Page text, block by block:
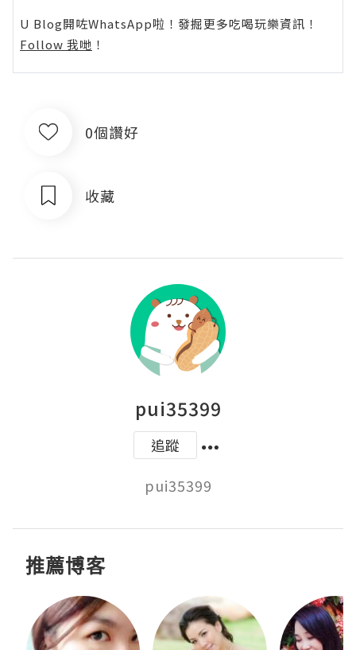
U Blog開咗WhatsApp啦！發掘更多吃喝玩樂資訊！
Follow 我哋 ！
0個讚好
收藏
pui35399
追蹤
pui35399
推薦博客